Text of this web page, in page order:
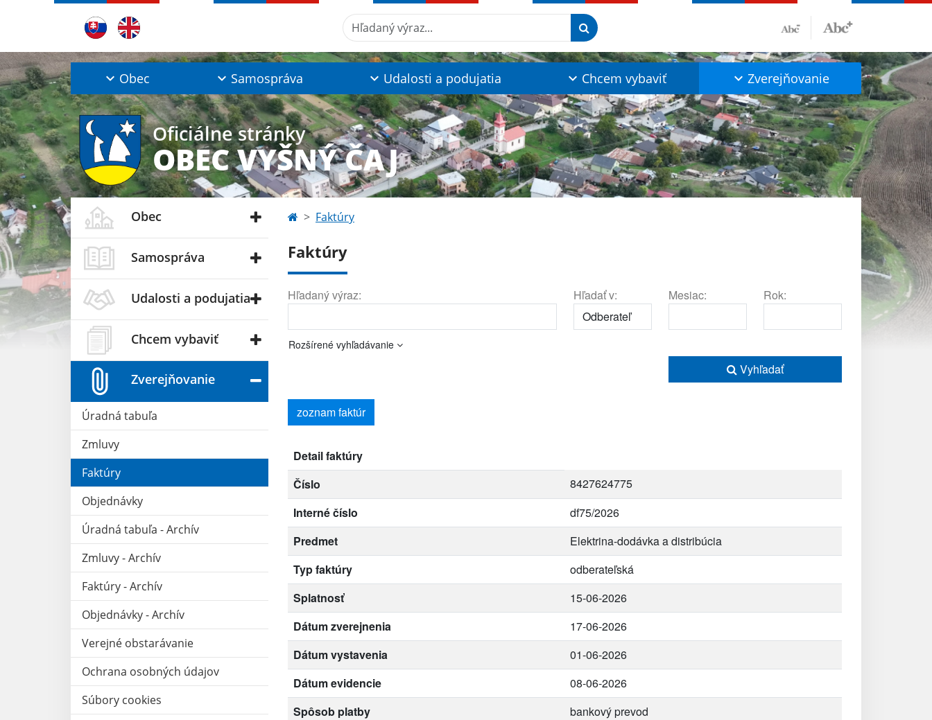
Hľadaný výraz...
Obec Samospráva Udalosti a podujatia Chcem vybaviť Zverejňovanie
Oficiálne stránky
OBEC VYŠNÝ ČAJ
Obec
Samospráva
Udalosti a podujatia
Chcem vybaviť
Zverejňovanie
Úradná tabuľa
Zmluvy
Faktúry
Objednávky
Úradná tabuľa - Archív
Zmluvy - Archív
Faktúry - Archív
Objednávky - Archív
Verejné obstarávanie
Ochrana osobných údajov
Súbory cookies
Faktúry
Faktúry
Hľadaný výraz: Hľadať v: Mesiac: Rok:
Rozšírené vyhľadávanie
Vyhľadať
zoznam faktúr
Detail faktúry
Číslo
8427624775
Interné číslo
df75/2026
Predmet
Elektrina-dodávka a distribúcia
Typ faktúry
odberateľská
Splatnosť
15-06-2026
Dátum zverejnenia
17-06-2026
Dátum vystavenia
01-06-2026
Dátum evidencie
08-06-2026
Spôsob platby
bankový prevod